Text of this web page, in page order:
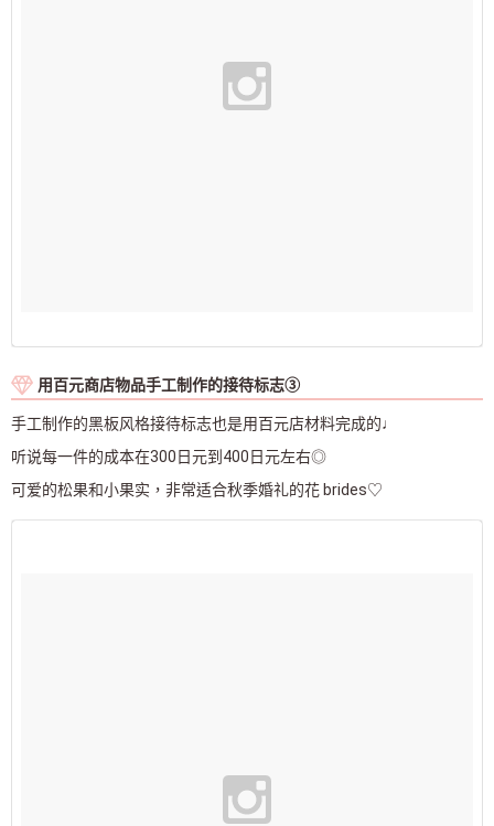
用百元商店物品手工制作的接待标志③
手工制作的黑板风格接待标志也是用百元店材料完成的♩
听说每一件的成本在300日元到400日元左右◎
可爱的松果和小果实，非常适合秋季婚礼的花 brides♡